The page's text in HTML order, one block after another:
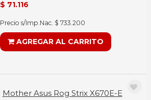
$ 71.116
Precio s/Imp.Nac. $ 733.200
AGREGAR AL CARRITO
Mother Asus Rog Strix X670E-E